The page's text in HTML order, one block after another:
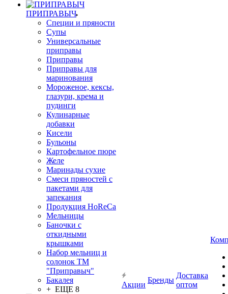
ПРИПРАВЫЧ
Специи и пряности
Супы
Универсальные
приправы
Приправы
Приправы для
маринования
Мороженое, кексы,
глазури, крема и
пудинги
Кулинарные
добавки
Кисели
Бульоны
Картофельное пюре
Желе
Маринады сухие
Смеси пряностей с
пакетами для
запекания
Продукция HoReCa
Мельницы
Баночки с
откидными
крышками
Набор мельниц и
солонок ТМ
"Приправыч"
Бакалея
+ ЕЩЕ 8
Акции
Бренды
Доставка
оптом